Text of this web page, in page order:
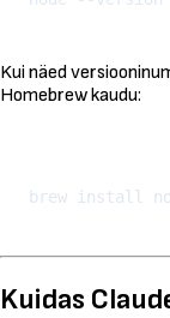
Kui näed
Homebrew kaudu:
Kuidas